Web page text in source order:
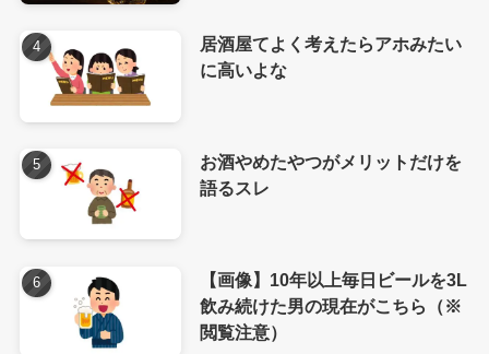
居酒屋てよく考えたらアホみたい
に高いよな
お酒やめたやつがメリットだけを
語るスレ
【画像】10年以上毎日ビールを3L
飲み続けた男の現在がこちら（※
閲覧注意）